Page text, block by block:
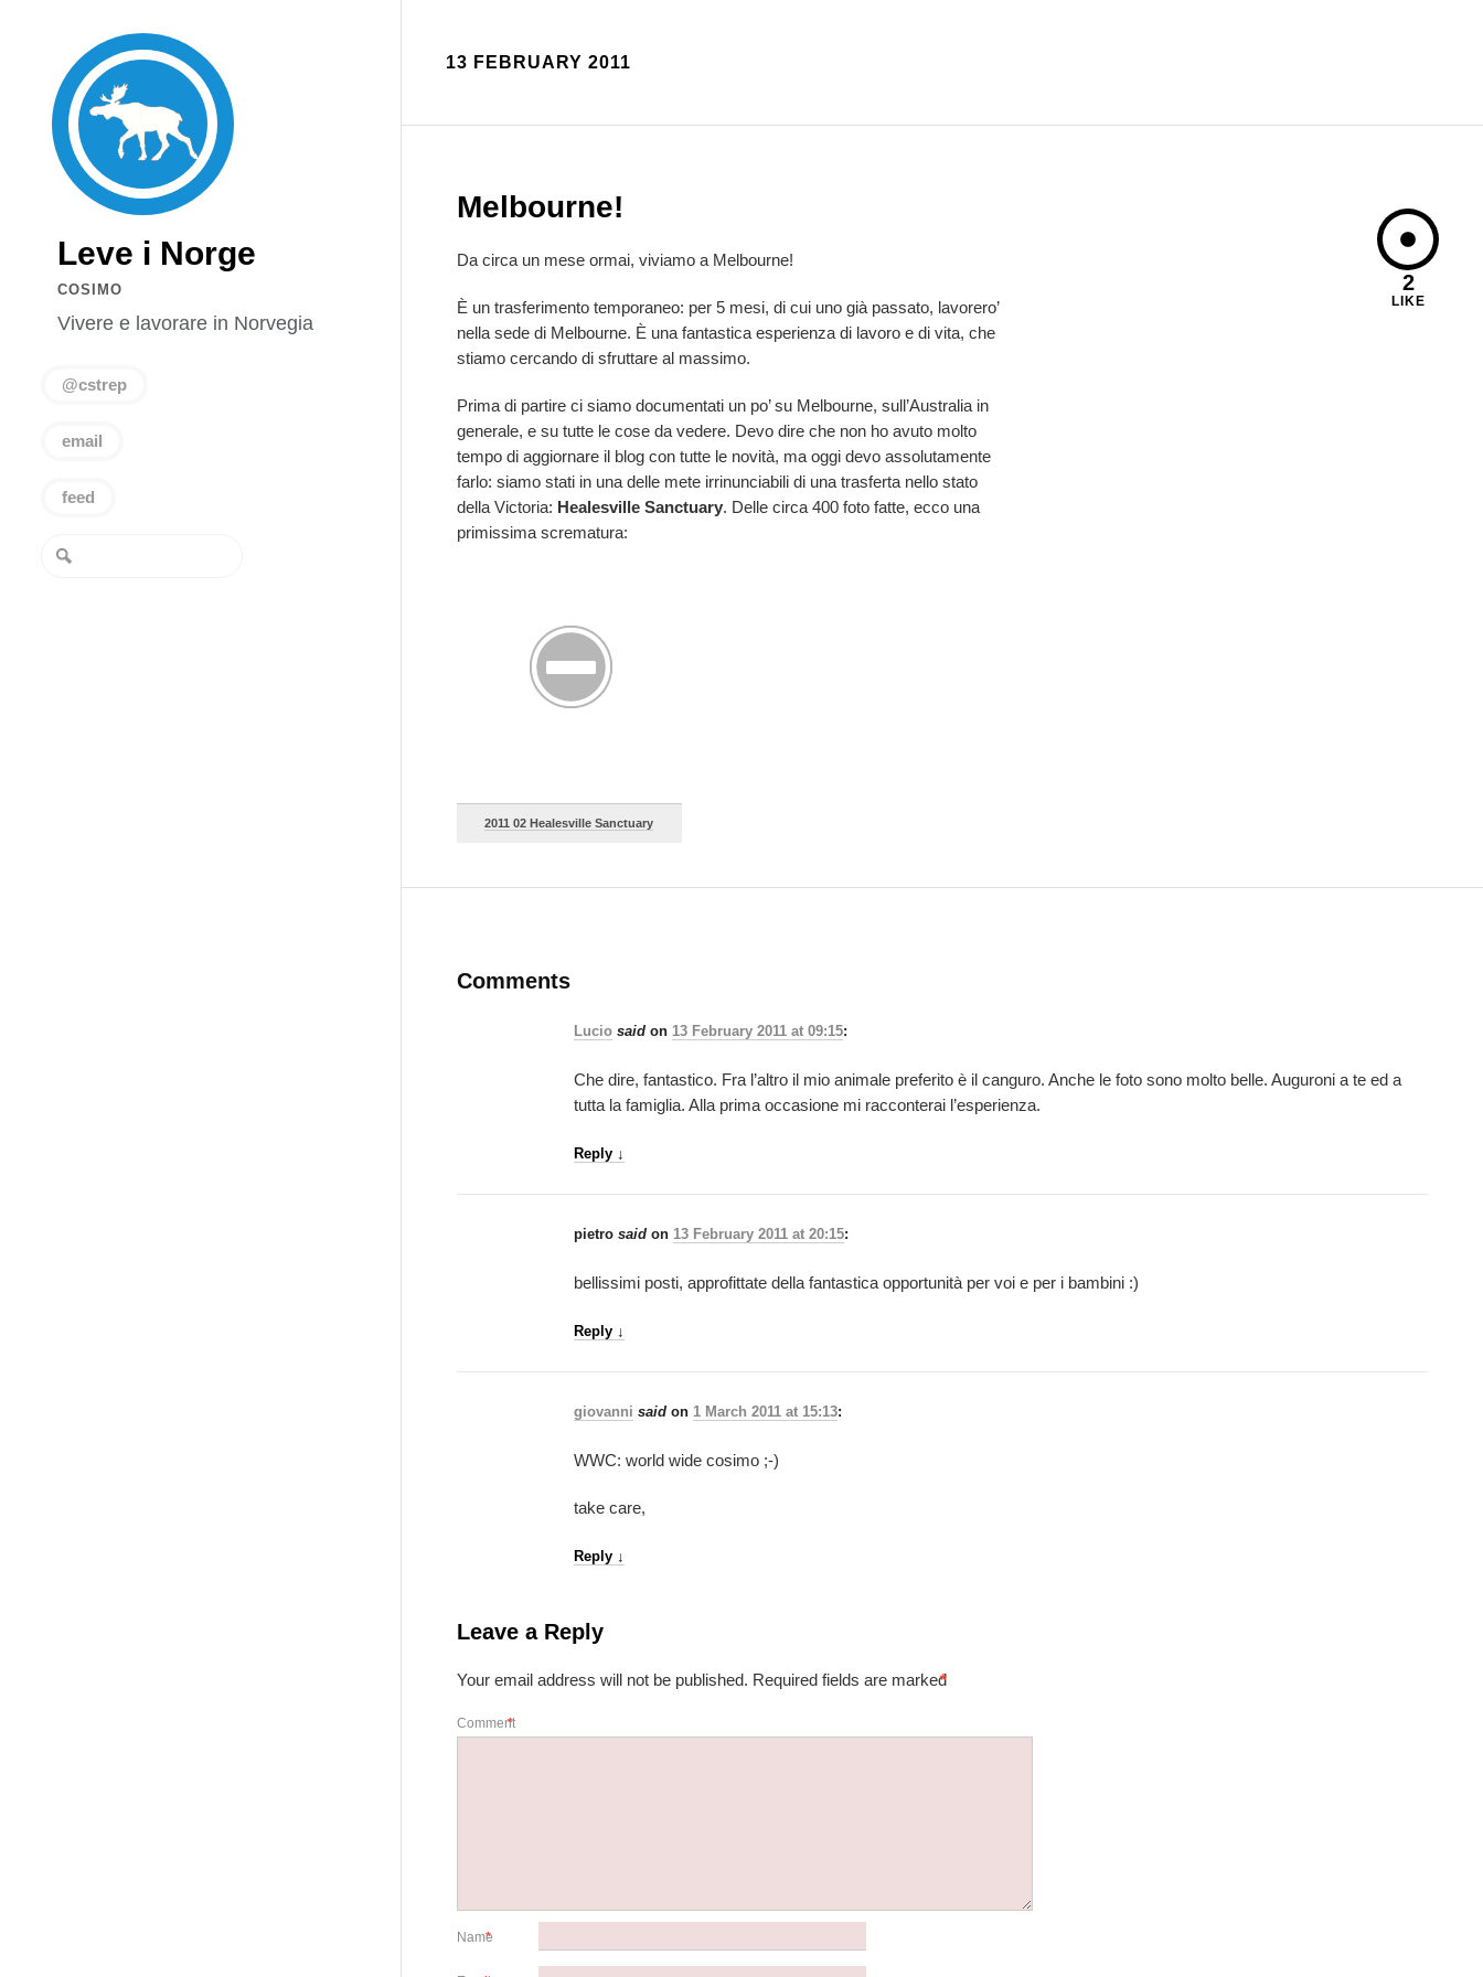
Leve i Norge
COSIMO
Vivere e lavorare in Norvegia
@cstrep
email
feed
13 FEBRUARY 2011
Melbourne!
Da circa un mese ormai, viviamo a Melbourne!
È un trasferimento temporaneo: per 5 mesi, di cui uno già passato, lavorero’
nella sede di Melbourne. È una fantastica esperienza di lavoro e di vita, che
stiamo cercando di sfruttare al massimo.
Prima di partire ci siamo documentati un po’ su Melbourne, sull’Australia in
generale, e su tutte le cose da vedere. Devo dire che non ho avuto molto
tempo di aggiornare il blog con tutte le novità, ma oggi devo assolutamente
farlo: siamo stati in una delle mete irrinunciabili di una trasferta nello stato
della Victoria: Healesville Sanctuary. Delle circa 400 foto fatte, ecco una
primissima scrematura:
2011 02 Healesville Sanctuary
2
LIKE
Comments
Lucio saidon 13 February 2011 at 09:15:
Che dire, fantastico. Fra l’altro il mio animale preferito è il canguro. Anche le foto sono molto belle. Auguroni a te ed a
tutta la famiglia. Alla prima occasione mi racconterai l’esperienza.
Reply ↓
pietro saidon 13 February 2011 at 20:15:
bellissimi posti, approfittate della fantastica opportunità per voi e per i bambini :)
Reply ↓
giovanni saidon 1 March 2011 at 15:13:
WWC: world wide cosimo ;-)
take care,
Reply ↓
Leave a Reply
Your email address will not be published. Required fields are marked
*
Comment
*
Name
*